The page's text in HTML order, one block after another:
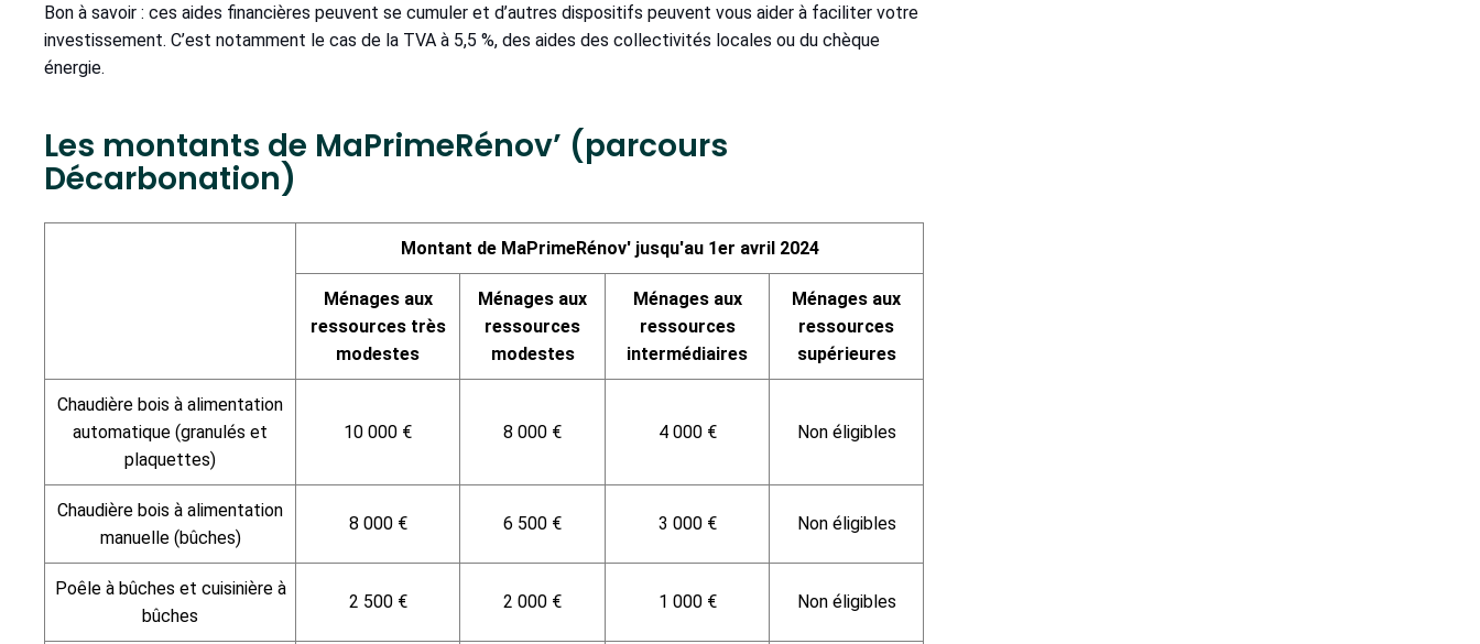
Bon à savoir : ces aides financières peuvent se cumuler et d’autres dispositifs peuvent vous aider à faciliter votre
investissement. C’est notamment le cas de la TVA à 5,5 %, des aides des collectivités locales ou du chèque
énergie.
Les montants de MaPrimeRénov’ (parcours
Décarbonation)
Montant de MaPrimeRénov' jusqu'au 1er avril 2024
Ménages aux
ressources très
modestes
Ménages aux
ressources
modestes
Ménages aux
ressources
intermédiaires
Ménages aux
ressources
supérieures
Chaudière bois à alimentation
automatique (granulés et
plaquettes)
10 000 € 8 000 € 4 000 € Non éligibles
Chaudière bois à alimentation
manuelle (bûches)
8 000 € 6 500 € 3 000 € Non éligibles
Poêle à bûches et cuisinière à
bûches
2 500 € 2 000 € 1 000 € Non éligibles